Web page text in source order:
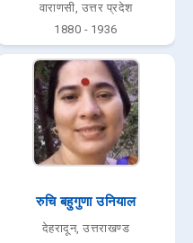
वाराणसी, उत्तर प्रदेश
1880 - 1936
रुचि बहुगुणा उनियाल
देहरादून, उत्तराखण्ड